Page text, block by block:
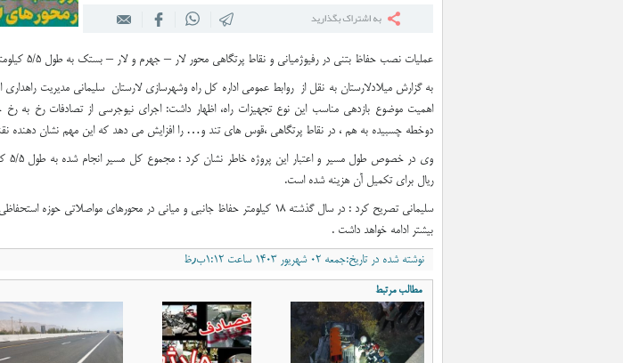
صعود جوان لاری به قله علم‌کوه مازندران
عملیات نصب حفاظ بتنی در رفیوژمیانی و نقاط پرتگاهی محور لار – جهرم و لار – بستک به طول ۵/۵ کیلومتر در سه ماه اخیر انجام شده است.
به گزارش میلادلارستان به نقل از روابط عمومی اداره کل راه و‌شهرسازی لارستان سلیمانی مدیریت راهداری
اهمیت موضوع بازدهی مناسب این نوع تجهیزات راه، اظهار داشت: اجرای نیوجرسی از تصادفات رخ به
دوخطه چسبیده به هم ، در نقاط پرتگاهی ،قوس های تند و… را افزایش می دهد که این مهم نشان دهنده
ريال برای تکمیل آن هزینه شده است.
سلیمانی تصریح کرد : در سال گذشته ۱۸ کیلومتر حفاظ جانبی و میانی در محورهای
بیشتر ادامه خواهد داشت .
نوشته شده در تاریخ:جمعه ۰۲ شهریور ۱۴۰۳ ساعت ۱:۱۲ب٫ظ
مطالب مرتبط